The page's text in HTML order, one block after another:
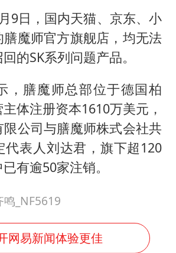
9日，国内天猫、京东、小
魔师官方旗舰店，均无法
的SK系列问题产品。
，膳魔师总部位于德国柏
体注册资本1610万美元，
公司与膳魔师株式会社共
代表人刘达君，旗下超120
有逾50家注销。
_NF5619
网易新闻体验更佳